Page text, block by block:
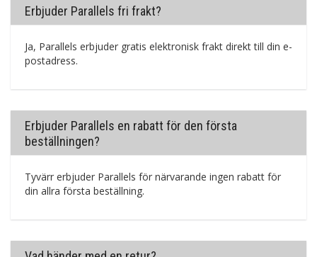
Erbjuder Parallels fri frakt?
Ja, Parallels erbjuder gratis elektronisk frakt direkt till din e-
postadress.
Erbjuder Parallels en rabatt för den första
beställningen?
Tyvärr erbjuder Parallels för närvarande ingen rabatt för
din allra första beställning.